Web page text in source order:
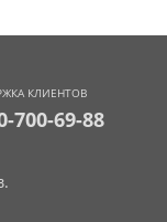
КЛИЕНТОВ
700-69-88